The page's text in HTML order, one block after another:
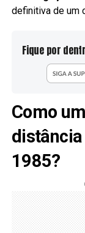
definitiva de um
Fique por
Como
1985?